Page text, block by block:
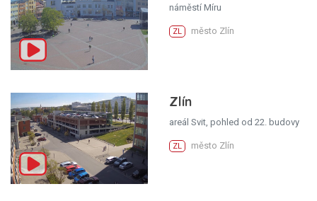
náměstí Míru
ZL město Zlín
Zlín
areál Svit, pohled od 22. budovy
ZL město Zlín